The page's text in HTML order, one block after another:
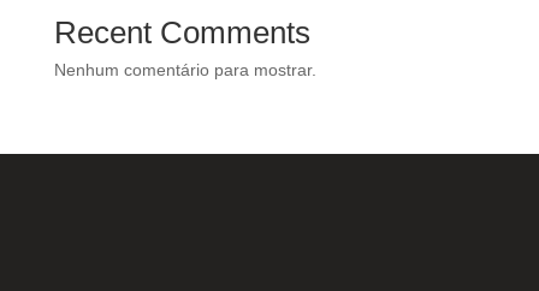
Recent Comments
Nenhum comentário para mostrar.